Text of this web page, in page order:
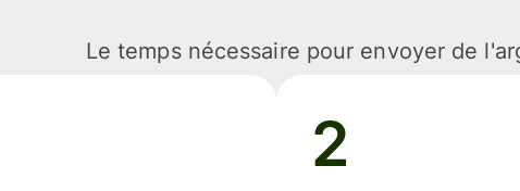
Le temps nécessaire pour envoyer de
2